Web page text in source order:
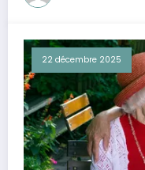
22 décembre 2025